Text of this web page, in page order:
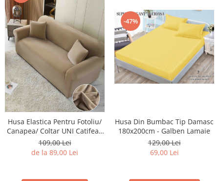
Husa Elastica Pentru Fotoliu/
Canapea/ Coltar UNI Catifea -
Bej Cacao Cu Lapte
109,00 Lei
de la 89,00 Lei
-47%
Husa Din Bumbac Tip Damasc
180x200cm - Galben Lamaie
129,00 Lei
69,00 Lei